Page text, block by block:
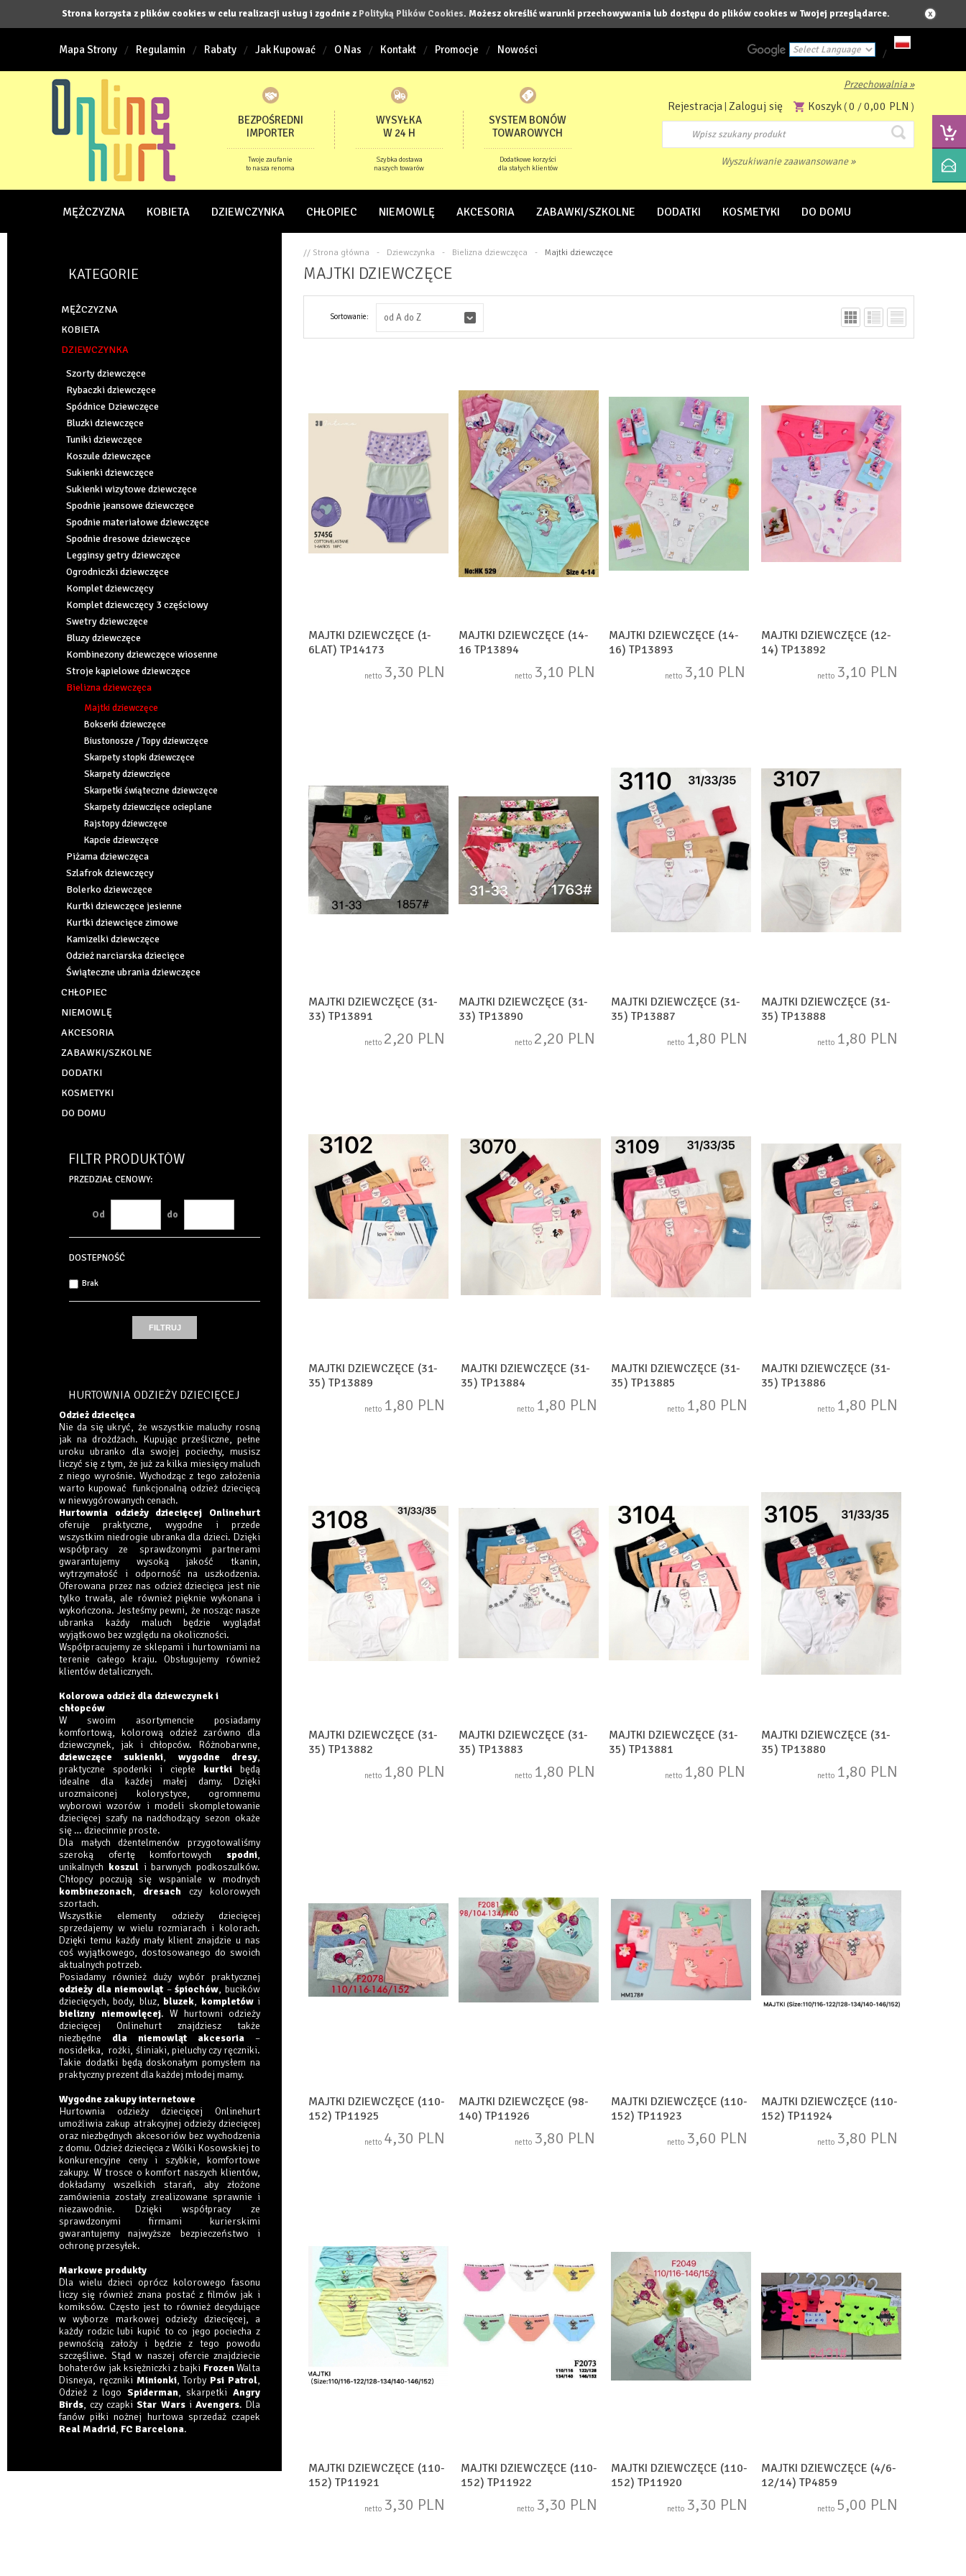
Strona korzysta z plików cookies w celu realizacji usług i zgodnie z Polityką Plików Cookies. Możesz określić warunki przechowywania lub dostępu do plików cookies w Twojej przeglądarce.
Mapa Strony Regulamin Rabaty Jak Kupować O Nas Kontakt Promocje Nowości /
BEZPOŚREDNI
IMPORTER
Twoje zaufanie
to nasza renoma
WYSYŁKA
W 24 H
Szybka dostawa
naszych towarów
SYSTEM BONÓW
TOWAROWYCH
Dodatkowe korzyści
dla stałych klientów
Przechowalnia »
Rejestracja Zaloguj się Koszyk (0 /0,00 PLN )
Wyszukiwanie zaawansowane »
MĘŻCZYZNA KOBIETA DZIEWCZYNKA CHŁOPIEC NIEMOWLĘ AKCESORIA ZABAWKI/SZKOLNE DODATKI KOSMETYKI DO DOMU
KATEGORIE
MĘŻCZYZNA
KOBIETA
DZIEWCZYNKA
Szorty dziewczęce
Rybaczki dziewczęce
Spódnice Dziewczęce
Bluzki dziewczęce
Tuniki dziewczęce
Koszule dziewczęce
Sukienki dziewczęce
Sukienki wizytowe dziewczęce
Spodnie jeansowe dziewczęce
Spodnie materiałowe dziewczęce
Spodnie dresowe dziewczęce
Legginsy getry dziewczęce
Ogrodniczki dziewczęce
Komplet dziewczęcy
Komplet dziewczęcy 3 częściowy
Swetry dziewczęce
Bluzy dziewczęce
Kombinezony dziewczęce wiosenne
Stroje kąpielowe dziewczęce
Bielizna dziewczęca
Majtki dziewczęce
Bokserki dziewczęce
Biustonosze / Topy dziewczęce
Skarpety stopki dziewczęce
Skarpety dziewczięce
Skarpetki świąteczne dziewczęce
Skarpety dziewczięce ocieplane
Rajstopy dziewczęce
Kapcie dziewczęce
Piżama dziewczęca
Szlafrok dziewczęcy
Bolerko dziewczęce
Kurtki dziewczęce jesienne
Kurtki dziewcięce zimowe
Kamizelki dziewczęce
Odzież narciarska dziecięce
Świąteczne ubrania dziewczęce
CHŁOPIEC
NIEMOWLĘ
AKCESORIA
ZABAWKI/SZKOLNE
DODATKI
KOSMETYKI
DO DOMU
FILTR PRODUKTÓW
PRZEDZIAŁ CENOWY:
Od do
DOSTEPNOŚĆ
Brak
HURTOWNIA ODZIEŻY DZIECIĘCEJ
Odzież dziecięca
Nie da się ukryć, że wszystkie maluchy rosną
jak na drożdżach. Kupując prześliczne, pełne
uroku ubranko dla swojej pociechy, musisz
liczyć się z tym, że już za kilka miesięcy maluch
z niego wyrośnie. Wychodząc z tego założenia
warto kupować funkcjonalną odzież dziecięcą
w niewygórowanych cenach.
Hurtownia odzieży dziecięcej Onlinehurt
oferuje praktyczne, wygodne i przede
wszystkim niedrogie ubranka dla dzieci. Dzięki
współpracy ze sprawdzonymi partnerami
gwarantujemy wysoką jakość tkanin,
wytrzymałość i odporność na uszkodzenia.
Oferowana przez nas odzież dziecięca jest nie
tylko trwała, ale również pięknie wykonana i
wykończona. Jesteśmy pewni, że nosząc nasze
ubranka każdy maluch będzie wyglądał
wyjątkowo bez względu na okoliczności.
Współpracujemy ze sklepami i hurtowniami na
terenie całego kraju. Obsługujemy również
klientów detalicznych.
Kolorowa odzież dla dziewczynek i
chłopców
W swoim asortymencie posiadamy
komfortową, kolorową odzież zarówno dla
dziewczynek, jak i chłopców. Różnobarwne,
dziewczęce sukienki, wygodne dresy,
praktyczne spodenki i ciepłe kurtki będą
idealne dla każdej małej damy. Dzięki
urozmaiconej kolorystyce, ogromnemu
wyborowi wzorów i modeli skompletowanie
dziecięcej szafy na nadchodzący sezon okaże
się … dziecinnie proste.
Dla małych dżentelmenów przygotowaliśmy
szeroką ofertę komfortowych spodni,
unikalnych koszuli barwnych podkoszulków.
Chłopcy poczują się wspaniale w modnych
kombinezonach, dresach czy kolorowych
szortach.
Wszystkie elementy odzieży dziecięcej
sprzedajemy w wielu rozmiarach i kolorach.
Dzięki temu każdy mały klient znajdzie u nas
coś wyjątkowego, dostosowanego do swoich
aktualnych potrzeb.
Posiadamy również duży wybór praktycznej
odzieży dla niemowląt –śpiochów, bucików
dziecięcych, body, bluz, bluzek, kompletówi
bielizny niemowlęcej. W hurtowni odzieży
dziecięcej Onlinehurt znajdziesz także
niezbędne dla niemowląt akcesoria –
nosidełka, rożki, śliniaki, pieluchy czy ręczniki.
Takie dodatki będą doskonałym pomysłem na
praktyczny prezent dla każdej młodej mamy.
Wygodne zakupy internetowe
Hurtownia odzieży dziecięcej Onlinehurt
umożliwia zakup atrakcyjnej odzieży dziecięcej
oraz niezbędnych akcesoriów bez wychodzenia
z domu. Odzież dziecięca z Wólki Kosowskiej to
konkurencyjne ceny i szybkie, komfortowe
zakupy. W trosce o komfort naszych klientów,
dokładamy wszelkich starań, aby złożone
zamówienia zostały zrealizowane sprawnie i
niezawodnie. Dzięki współpracy ze
sprawdzonymi firmami kurierskimi
gwarantujemy najwyższe bezpieczeństwo i
ochronę przesyłek.
Markowe produkty
Dla wielu dzieci oprócz kolorowego fasonu
liczy się również znana postać z filmów jak i
komiksów. Często jest to również decydujące
w wyborze markowej odzieży dziecięcej, a
każdy rodzic lubi kupić to co jego pociecha z
pewnością założy i będzie z tego powodu
szczęśliwe. Stąd w naszej ofercie znajdziecie
bohaterów jak księżniczki z bajki FrozenWalta
Disneya, ręczniki Minionki, Torby Psi Patrol,
Odzież z logo Spiderman, skarpetkiAngry
Birds, czy czapkiStar Warsi Avengers. Dla
fanów piłki nożnej hurtowa sprzedaż czapek
Real Madrid, FC Barcelona.
// Strona główna - Dziewczynka - Bielizna dziewczęca - Majtki dziewczęce
MAJTKI DZIEWCZĘCE
Sortowanie: od A do Z
MAJTKI DZIEWCZĘCE (1-
6LAT) TP14173
netto 3,30 PLN
MAJTKI DZIEWCZĘCE (14-
16 TP13894
netto 3,10 PLN
MAJTKI DZIEWCZĘCE (14-
16) TP13893
netto 3,10 PLN
MAJTKI DZIEWCZĘCE (12-
14) TP13892
netto 3,10 PLN
MAJTKI DZIEWCZĘCE (31-
33) TP13891
netto 2,20 PLN
MAJTKI DZIEWCZĘCE (31-
33) TP13890
netto 2,20 PLN
MAJTKI DZIEWCZĘCE (31-
35) TP13887
netto 1,80 PLN
MAJTKI DZIEWCZĘCE (31-
35) TP13888
netto 1,80 PLN
MAJTKI DZIEWCZĘCE (31-
35) TP13889
netto 1,80 PLN
MAJTKI DZIEWCZĘCE (31-
35) TP13884
netto 1,80 PLN
MAJTKI DZIEWCZĘCE (31-
35) TP13885
netto 1,80 PLN
MAJTKI DZIEWCZĘCE (31-
35) TP13886
netto 1,80 PLN
MAJTKI DZIEWCZĘCE (31-
35) TP13882
netto 1,80 PLN
MAJTKI DZIEWCZĘCE (31-
35) TP13883
netto 1,80 PLN
MAJTKI DZIEWCZĘCE (31-
35) TP13881
netto 1,80 PLN
MAJTKI DZIEWCZĘCE (31-
35) TP13880
netto 1,80 PLN
MAJTKI DZIEWCZĘCE (110-
152) TP11925
netto 4,30 PLN
MAJTKI DZIEWCZĘCE (98-
140) TP11926
netto 3,80 PLN
MAJTKI DZIEWCZĘCE (110-
152) TP11923
netto 3,60 PLN
MAJTKI DZIEWCZĘCE (110-
152) TP11924
netto 3,80 PLN
MAJTKI DZIEWCZĘCE (110-
152) TP11921
netto 3,30 PLN
MAJTKI DZIEWCZĘCE (110-
152) TP11922
netto 3,30 PLN
MAJTKI DZIEWCZĘCE (110-
152) TP11920
netto 3,30 PLN
MAJTKI DZIEWCZĘCE (4/6-
12/14) TP4859
netto 5,00 PLN